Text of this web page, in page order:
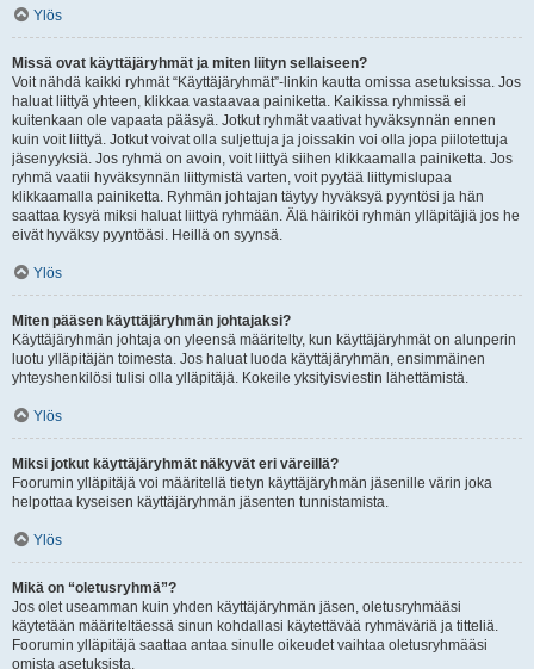
Ylös
Missä ovat käyttäjäryhmät ja miten liityn sellaiseen?
Voit nähdä kaikki ryhmät “Käyttäjäryhmät”-linkin kautta omissa asetuksissa. Jos
haluat liittyä yhteen, klikkaa vastaavaa painiketta. Kaikissa ryhmissä ei
kuitenkaan ole vapaata pääsyä. Jotkut ryhmät vaativat hyväksynnän ennen
kuin voit liittyä. Jotkut voivat olla suljettuja ja joissakin voi olla jopa piilotettuja
jäsenyyksiä. Jos ryhmä on avoin, voit liittyä siihen klikkaamalla painiketta. Jos
ryhmä vaatii hyväksynnän liittymistä varten, voit pyytää liittymislupaa
klikkaamalla painiketta. Ryhmän johtajan täytyy hyväksyä pyyntösi ja hän
saattaa kysyä miksi haluat liittyä ryhmään. Älä häiriköi ryhmän ylläpitäjiä jos he
eivät hyväksy pyyntöäsi. Heillä on syynsä.
Ylös
Miten pääsen käyttäjäryhmän johtajaksi?
Käyttäjäryhmän johtaja on yleensä määritelty, kun käyttäjäryhmät on alunperin
luotu ylläpitäjän toimesta. Jos haluat luoda käyttäjäryhmän, ensimmäinen
yhteyshenkilösi tulisi olla ylläpitäjä. Kokeile yksityisviestin lähettämistä.
Ylös
Miksi jotkut käyttäjäryhmät näkyvät eri väreillä?
Foorumin ylläpitäjä voi määritellä tietyn käyttäjäryhmän jäsenille värin joka
helpottaa kyseisen käyttäjäryhmän jäsenten tunnistamista.
Ylös
Mikä on “oletusryhmä”?
Jos olet useamman kuin yhden käyttäjäryhmän jäsen, oletusryhmääsi
käytetään määriteltäessä sinun kohdallasi käytettävää ryhmäväriä ja titteliä.
Foorumin ylläpitäjä saattaa antaa sinulle oikeudet vaihtaa oletusryhmääsi
omista asetuksista.